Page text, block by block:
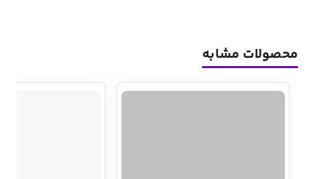
محصولات مشابه